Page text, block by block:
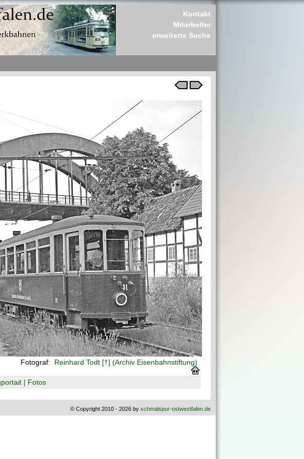
Kontakt
Mitarbeiter
erweiterte Suche
Fotograf: Reinhard Todt [†] (Archiv Eisenbahnstiftung)
| Fotos
© Copyright 2010 - 2026 by schmalspur-ostwestfalen.de